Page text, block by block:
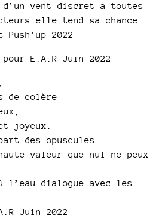
d’un vent discret a toutes
elle tend sa chance.
2022
E.A.R Juin 2022
de colère
joyeux.
des opuscules
valeur que nul ne peux
dialogue avec les
Juin 2022